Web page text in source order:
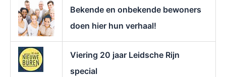
Bekende en onbekende bewoners
doen hier hun verhaal!
Viering 20 jaar Leidsche Rijn
special